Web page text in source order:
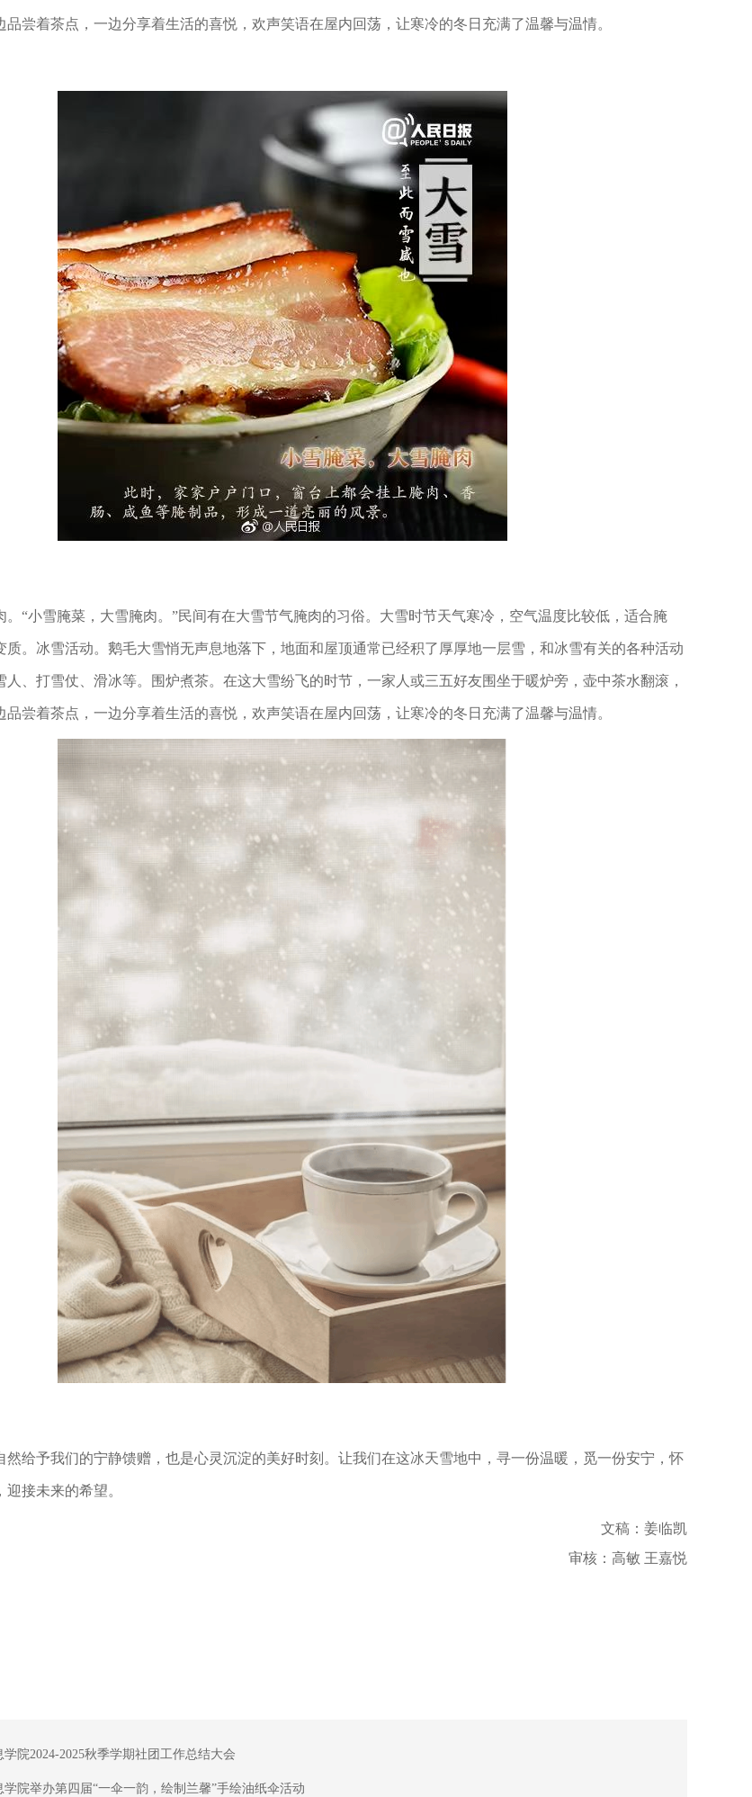
品尝着茶点，一边分享着生活的喜悦，欢声笑语在屋内回荡，让寒冷的冬日充满了温馨与温情。
“小雪腌菜，大雪腌肉。”民间有在大雪节气腌肉的习俗。大雪时节天气寒冷，空气温度比较低，适合腌
质。冰雪活动。鹅毛大雪悄无声息地落下，地面和屋顶通常已经积了厚厚地一层雪，和冰雪有关的各种活动
人、打雪仗、滑冰等。围炉煮茶。在这大雪纷飞的时节，一家人或三五好友围坐于暖炉旁，壶中茶水翻滚，
品尝着茶点，一边分享着生活的喜悦，欢声笑语在屋内回荡，让寒冷的冬日充满了温馨与温情。
然给予我们的宁静馈赠，也是心灵沉淀的美好时刻。让我们在这冰天雪地中，寻一份温暖，觅一份安宁，怀
接未来的希望。
文稿：姜临凯
审核：高敏 王嘉悦
学院2024-2025秋季学期社团工作总结大会
学院举办第四届“一伞一韵，绘制兰馨”手绘油纸伞活动